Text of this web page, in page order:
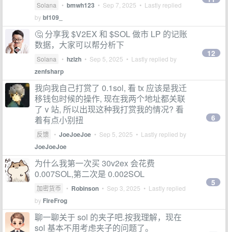
Solana • bmwh123 • Sep 7, 2025 • Lastly replied
bybf109_
🤔 分享我 $V2EX 和 $SOL 做市 LP 的记账
数据，大家可以帮分析下
Solana • hzlzh • Sep 5, 2025 • Lastly replied by
zenfsharp
12
我向我自己打赏了 0.1sol, 看 tx 应该是我迁
移钱包时候的操作, 现在我两个地址都关联
了 v 站, 所以出现这种我打赏我的情况? 看
着有点小别扭
反馈 • JoeJoeJoe • Sep 5, 2025 • Lastly replied by
JoeJoeJoe
6
为什么我第一次买 30v2ex 会花费
0.007SOL,第二次是 0.002SOL
加密货币 • Robinson • Sep 3, 2025 • Lastly replied
by FireFrog
5
聊一聊关于 sol 的夹子吧.按我理解，现在
sol 基本不用考虑夹子的问题了。